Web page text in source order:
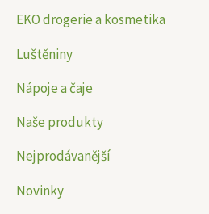
EKO drogerie a kosmetika
Luštěniny
Nápoje a čaje
Naše produkty
Nejprodávanější
Novinky